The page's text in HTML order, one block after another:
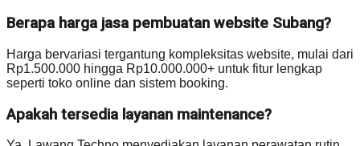
Berapa harga jasa pembuatan website Subang?
Harga bervariasi tergantung kompleksitas website, mulai dari
Rp1.500.000 hingga Rp10.000.000+ untuk fitur lengkap
seperti toko online dan sistem booking.
Apakah tersedia layanan maintenance?